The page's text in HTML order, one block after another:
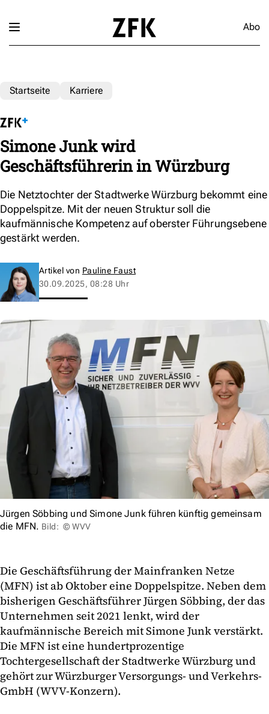
Abo
Startseite Karriere
Simone Junk wird
Geschäftsführerin in Würzburg
Die Netztochter der Stadtwerke Würzburg bekommt eine
Doppelspitze. Mit der neuen Struktur soll die
kaufmännische Kompetenz auf oberster Führungsebene
gestärkt werden.
Artikel von Pauline Faust
30.09.2025, 08:28 Uhr
Jürgen Söbbing und Simone Junk führen künftig gemeinsam
die MFN. Bild: © WVV
Die Geschäftsführung der Mainfranken Netze
(MFN) ist ab Oktober eine Doppelspitze. Neben dem
bisherigen Geschäftsführer Jürgen Söbbing, der das
Unternehmen seit 2021 lenkt, wird der
kaufmännische Bereich mit Simone Junk verstärkt.
Die MFN ist eine hundertprozentige
Tochtergesellschaft der Stadtwerke Würzburg und
gehört zur Würzburger Versorgungs- und Verkehrs-
GmbH (WVV-Konzern).